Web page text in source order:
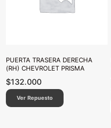
PUERTA TRASERA DERECHA
(RH) CHEVROLET PRISMA
$132.000
Ver Repuesto